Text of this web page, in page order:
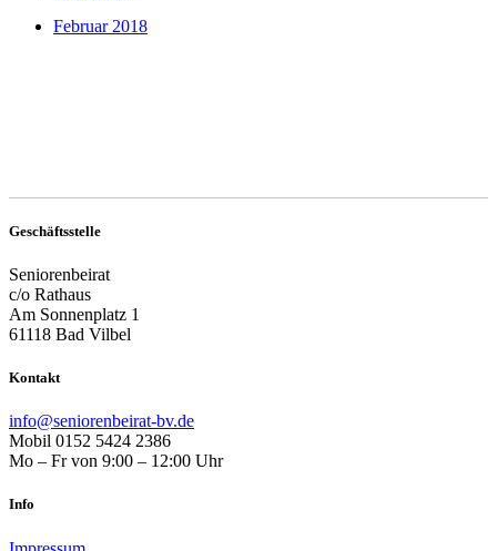
Februar 2018
Geschäftsstelle
Seniorenbeirat
c/o Rathaus
Am Sonnenplatz 1
61118 Bad Vilbel
Kontakt
info@seniorenbeirat-bv.de
Mobil 0152 5424 2386
Mo – Fr von 9:00 – 12:00 Uhr
Info